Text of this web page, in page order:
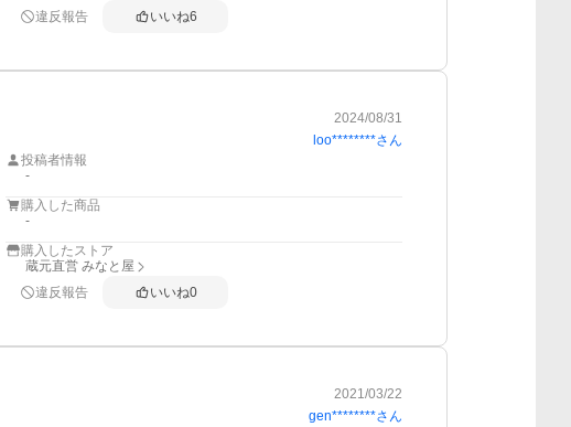
違反報告
いいね6
2024/08/31
loo********さん
投稿者情報
-
購入した商品
-
購入したストア
蔵元直営 みなと屋
違反報告
いいね0
2021/03/22
gen********さん